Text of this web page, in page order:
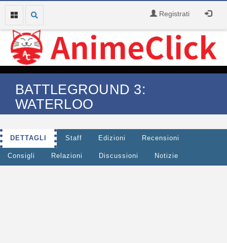
Registrati
BATTLEGROUND 3:
WATERLOO
DETTAGLI Staff Edizioni Recensioni
Consigli Relazioni Discussioni Notizie